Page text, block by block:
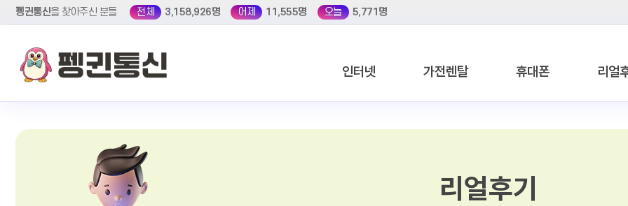
펭귄통신을 찾아주신 분들 전체 3,158,926명 어제 11,555명 오늘 5,771명
인터넷 가전렌탈 휴대폰 리얼
리얼후기